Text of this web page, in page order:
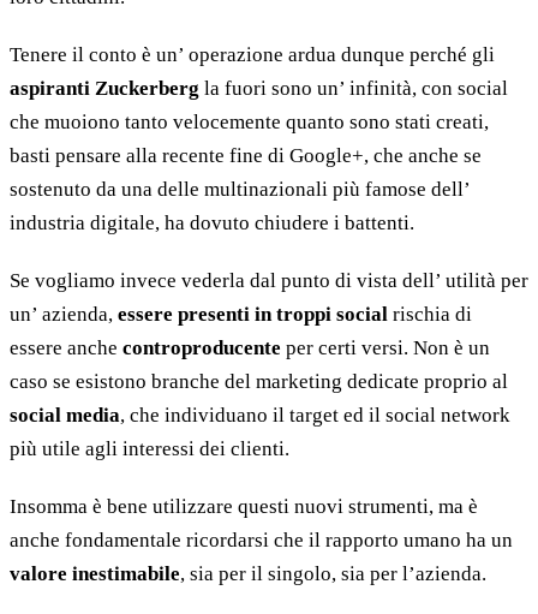
Tenere il conto è un’ operazione ardua dunque perché gli
aspiranti Zuckerberg la fuori sono un’ infinità, con social
che muoiono tanto velocemente quanto sono stati creati,
basti pensare alla recente fine di Google+, che anche se
sostenuto da una delle multinazionali più famose dell’
industria digitale, ha dovuto chiudere i battenti.
Se vogliamo invece vederla dal punto di vista dell’ utilità per
un’ azienda, essere presenti in troppi social rischia di
essere anche controproducente per certi versi. Non è un
caso se esistono branche del marketing dedicate proprio al
social media, che individuano il target ed il social network
più utile agli interessi dei clienti.
Insomma è bene utilizzare questi nuovi strumenti, ma è
anche fondamentale ricordarsi che il rapporto umano ha un
valore inestimabile, sia per il singolo, sia per l’azienda.